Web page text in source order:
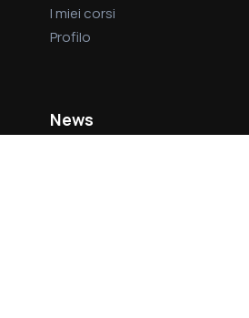
I miei corsi
Profilo
News